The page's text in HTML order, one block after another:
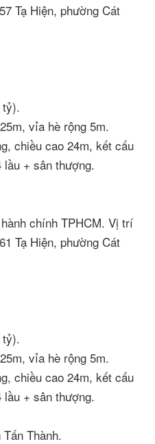
Tạ Hiện, phường Cát
tỷ).
vỉa hè rộng 5m.
chiều cao 24m, kết cấu
+ sân thượng.
chính TPHCM. Vị trí
Tạ Hiện, phường Cát
tỷ).
vỉa hè rộng 5m.
chiều cao 24m, kết cấu
+ sân thượng.
Thành.